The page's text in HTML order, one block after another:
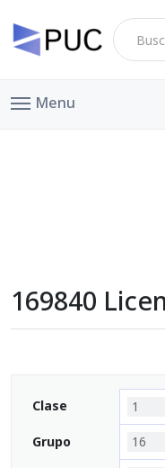
Menu
169840
Clase 1
Grupo 16